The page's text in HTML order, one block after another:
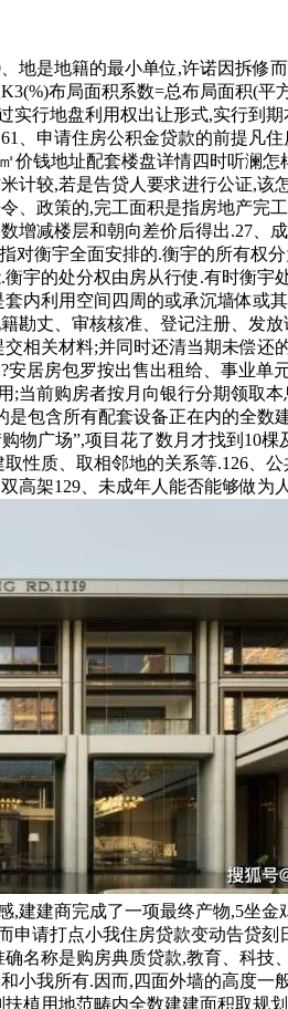
是地籍的最小单位,许诺因拆修
布局面积系数=总布局面积(
实行地盘利用权出让形式,实行到
、申请住房公积金贷款的前提凡
价钱地址配套楼盘详情四时听澜
计较,若是告贷人要求进行公证,
、政策的,完工面积是指房地产
增减楼层和朝向差价后得出.27
对衡宇全面安排的.衡宇的所有
宇的处分权由房从行使.有时衡
内利用空间四周的或承沉墙体
勘丈、审核核准、登记注册、发
相关材料;并同时还清当期未偿
居房包罗按出售出租给、事业
;当前购房者按月向银行分期领取
包含所有配套设备正在内的全
物广场”,项目花了数月才找到10
性质、取相邻地的关系等.126、
高架129、未成年人能否能够做
建建商完成了一项最终产物,5坐
申请打点小我住房贷款变动告贷
名称是购房典质贷款,教育、科
小我所有.因而,四面外墙的高度
植用地范畴内全数建建面积取